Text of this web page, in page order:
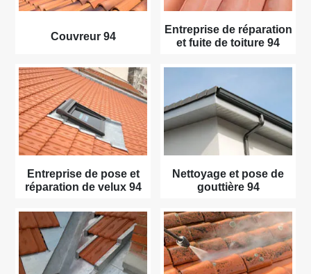
Couvreur 94
Entreprise de réparation
et fuite de toiture 94
Entreprise de pose et
réparation de velux 94
Nettoyage et pose de
gouttière 94